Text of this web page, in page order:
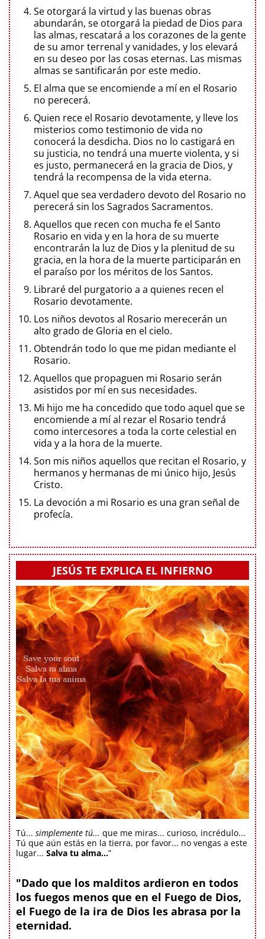
Se otorgará la virtud y las buenas obras
abundarán, se otorgará la piedad de Dios para
las almas, rescatará a los corazones de la gente
de su amor terrenal y vanidades, y los elevará
en su deseo por las cosas eternas. Las mismas
almas se santificarán por este medio.
El alma que se encomiende a mí en el Rosario
no perecerá.
Quien rece el Rosario devotamente, y lleve los
misterios como testimonio de vida no
conocerá la desdicha. Dios no lo castigará en
su justicia, no tendrá una muerte violenta, y si
es justo, permanecerá en la gracia de Dios, y
tendrá la recompensa de la vida eterna.
Aquel que sea verdadero devoto del Rosario no
perecerá sin los Sagrados Sacramentos.
Aquellos que recen con mucha fe el Santo
Rosario en vida y en la hora de su muerte
encontrarán la luz de Dios y la plenitud de su
gracia, en la hora de la muerte participarán en
el paraíso por los méritos de los Santos.
Libraré del purgatorio a a quienes recen el
Rosario devotamente.
Los niños devotos al Rosario merecerán un
alto grado de Gloria en el cielo.
Obtendrán todo lo que me pidan mediante el
Rosario.
Aquellos que propaguen mi Rosario serán
asistidos por mí en sus necesidades.
Mi hijo me ha concedido que todo aquel que se
encomiende a mí al rezar el Rosario tendrá
como intercesores a toda la corte celestial en
vida y a la hora de la muerte.
Son mis niños aquellos que recitan el Rosario, y
hermanos y hermanas de mi único hijo, Jesús
Cristo.
La devoción a mi Rosario es una gran señal de
profecía.
JESÚS TE EXPLICA EL INFIERNO
Tú... simplemente tú... que me miras... curioso, incrédulo...
Tú que aún estás en la tierra, por favor... no vengas a este
lugar... Salva tu alma...”
"Dado que los malditos ardieron en todos
los fuegos menos que en el Fuego de Dios,
el Fuego de la ira de Dios les abrasa por la
eternidad.